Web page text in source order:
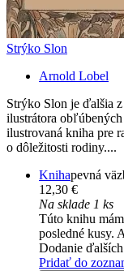
Strýko Slon
Arnold Lobel
Strýko Slon je ďalšia
ilustrátora
ilustrovaná kniha pre
o dôležitosti rodiny....
Knihapevná
12,30 €
Na sklade 1 ks
Túto knihu
posledné kusy.
Dodanie
Pridať do